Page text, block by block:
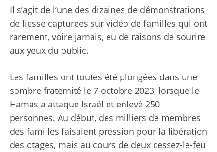
Il s’agit de l’une des dizaines de démonstrations
de liesse capturées sur vidéo de familles qui ont
rarement, voire jamais, eu de raisons de sourire
aux yeux du public.
Les familles ont toutes été plongées dans une
sombre fraternité le 7 octobre 2023, lorsque le
Hamas a attaqué Israël et enlevé 250
personnes. Au début, des milliers de membres
des familles faisaient pression pour la libération
des otages, mais au cours de deux cessez-le-feu